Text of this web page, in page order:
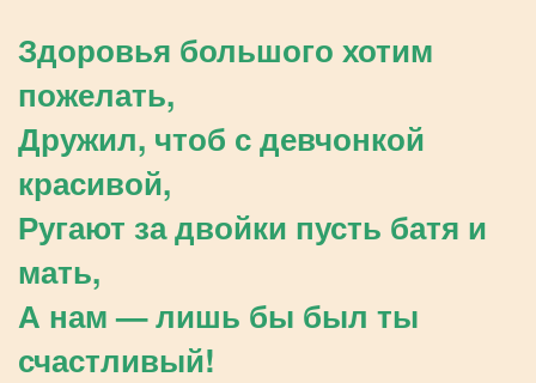
Здоровья большого хотим
пожелать,
Дружил, чтоб с девчонкой
красивой,
Ругают за двойки пусть батя и
мать,
А нам — лишь бы был ты
счастливый!